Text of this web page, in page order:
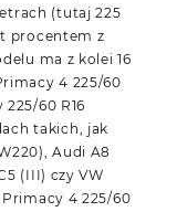
(tutaj 225
procentem z
ma z kolei 16
4 225/60
60 R16
takich, jak
Audi A8
(III) czy VW
4 225/60